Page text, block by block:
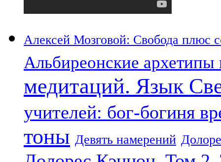
Алексей Мозговой: Свобода плюс
Альбиреонские
медитаций. Язык
учителей: бог-богиня
тоны Девять намерений